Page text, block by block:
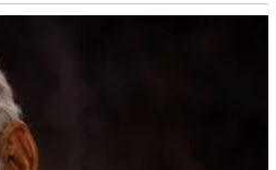
im vratiti osmeh. Ono što je
budu očekivali. Neki Rakovi će
će upoznati nekoga ko će ih